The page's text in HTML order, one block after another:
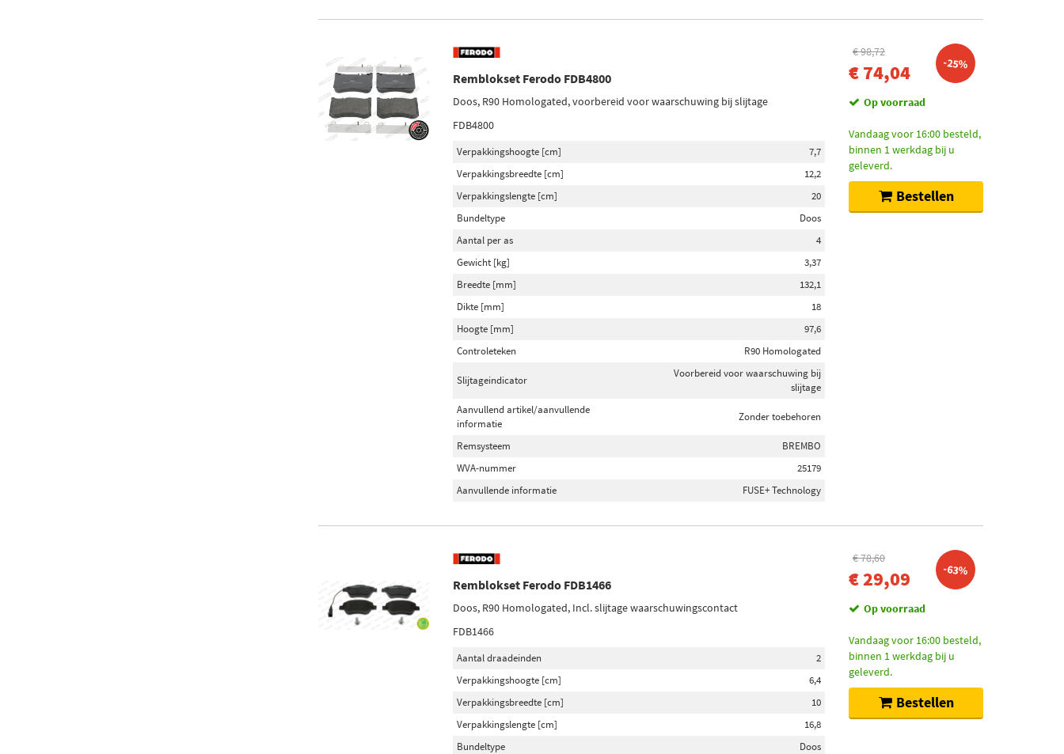
Remblokset Ferodo FDB4800
Doos, R90 Homologated, voorbereid voor waarschuwing bij slijtage
FDB4800
Verpakkingshoogte [cm]
7,7
Verpakkingsbreedte [cm]
12,2
Verpakkingslengte [cm]
20
Bundeltype
Doos
Aantal per as
4
Gewicht [kg]
3,37
Breedte [mm]
132,1
Dikte [mm]
18
Hoogte [mm]
97,6
Controleteken
R90 Homologated
Slijtageindicator
Voorbereid voor waarschuwing bij
slijtage
Aanvullend artikel/aanvullende
informatie
Zonder toebehoren
Remsysteem
BREMBO
WVA-nummer
25179
Aanvullende informatie
FUSE+ Technology
€ 98,72
€ 74,04 -25%
Op voorraad
Vandaag voor 16:00 besteld,
binnen 1 werkdag bij u
geleverd.
Bestellen
Remblokset Ferodo FDB1466
Doos, R90 Homologated, Incl. slijtage waarschuwingscontact
FDB1466
Aantal draadeinden
2
Verpakkingshoogte [cm]
6,4
Verpakkingsbreedte [cm]
10
Verpakkingslengte [cm]
16,8
Bundeltype
Doos
€ 78,60
€ 29,09 -63%
Op voorraad
Vandaag voor 16:00 besteld,
binnen 1 werkdag bij u
geleverd.
Bestellen